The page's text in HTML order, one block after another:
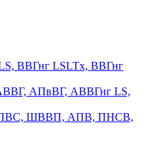
ВВГнг LSLTx, ВВГнг
АПвВГ, АВВГнг LS,
ПВС, ШВВП, АПВ, ПНСВ,